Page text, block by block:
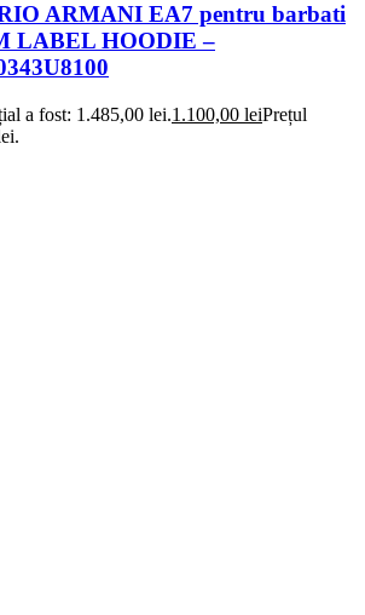
ARMANI EA7 pentru barbati
LABEL HOODIE –
a fost: 1.485,00 lei.1.100,00 leiPrețul